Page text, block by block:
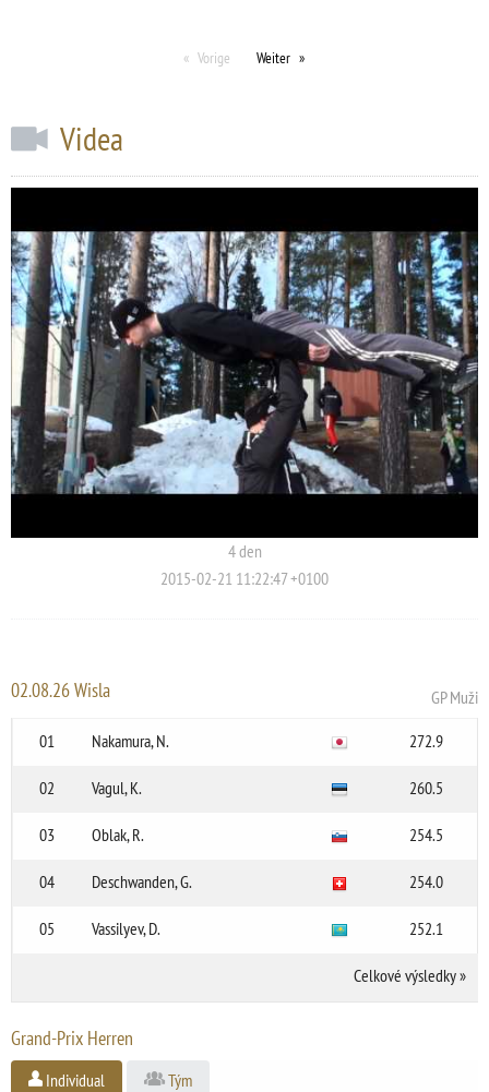
Vorige Weiter
Videa
4 den
2015-02-21 11:22:47 +0100
02.08.26 Wisla
GP Muži
01
Nakamura, N. 272.9
02 Vagul, K. 260.5
03 Oblak, R. 254.5
04 Deschwanden, G. 254.0
05 Vassilyev, D. 252.1
Celkové výsledky»
Grand-Prix Herren
Individual Tým